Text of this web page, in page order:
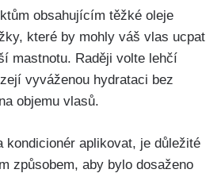
obsahujícím těžké oleje
které by mohly váš vlas ucpat⁤
mastnotu. Raději volte ⁢lehčí
vyváženou hydrataci ⁢bez
objemu⁢ vlasů.
kondicionér aplikovat, je důležité
způsobem, aby bylo dosaženo​